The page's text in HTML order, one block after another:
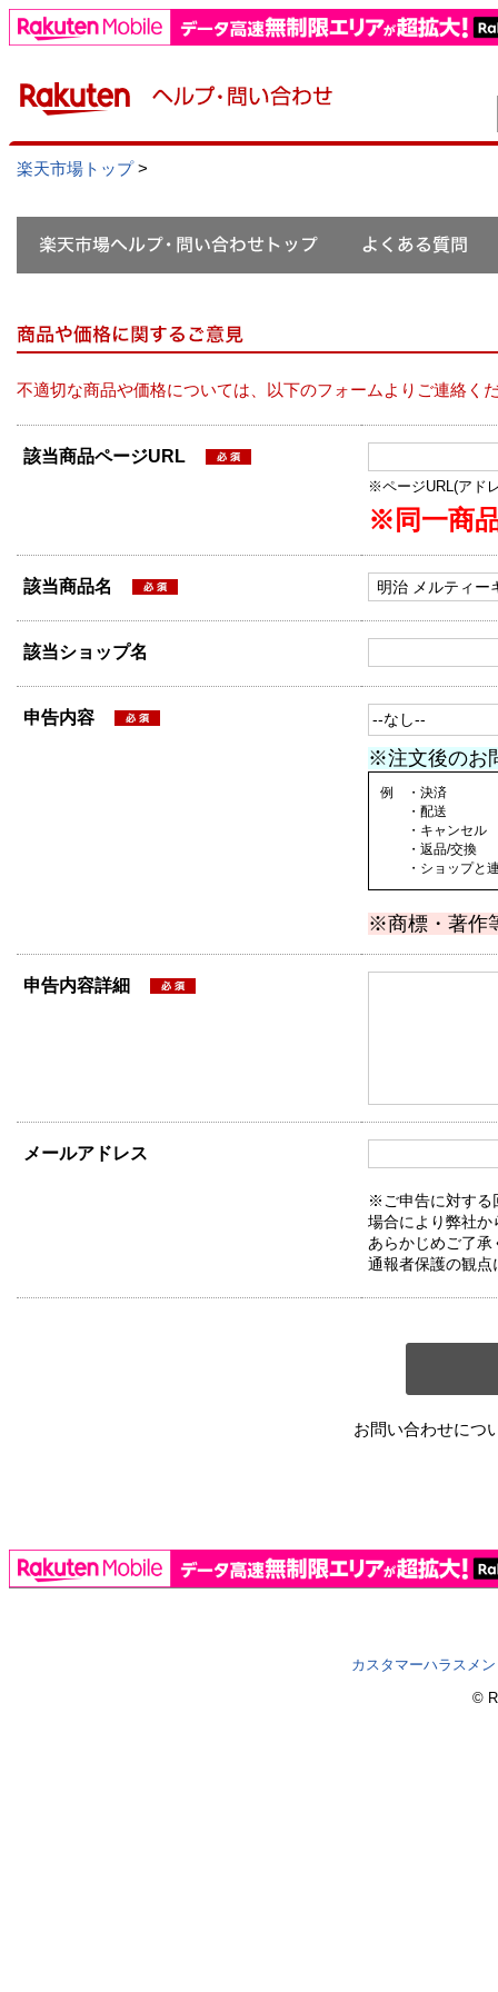
楽天市場トップ>
不適切な商品や価格については、以下のフォームよりご連絡く
該当商品ページURL
※ページURL(アド
※同一商
該当商品名
該当ショップ名
申告内容
※注文後のお
例 ・決済
・配送
・キャンセル
・返品/交換
・ショップと連
※商標・著作
申告内容詳細
メールアドレス
※ご申告に対する
場合により弊社か
あらかじめご了承
通報者保護の観点
お問い合わせにつ
カスタマーハラスメ
©